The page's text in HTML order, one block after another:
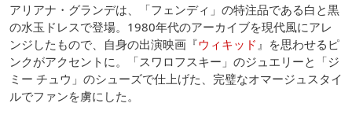
アリアナ・グランデは、「フェンディ」の特注品である白と黒
の水玉ドレスで登場。1980年代のアーカイブを現代風にアレ
ンジしたもので、自身の出演映画『ウィキッド 』を思わせるピ
ンクがアクセントに。「スワロフスキー」のジュエリーと「ジ
ミー チュウ」のシューズで仕上げた、完璧なオマージュスタイ
ルでファンを虜にした。